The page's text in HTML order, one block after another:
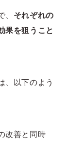
それぞれの
果を狙うこと
、以下のよう
改善と同時